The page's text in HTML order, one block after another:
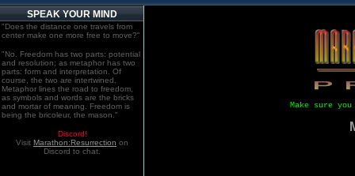
SPEAK YOUR MIND
"Does the distance one travels from
center make one more free to move?"
"No. Freedom has two parts: potential
and resolution; as metaphor has two
parts: form and interpretation. Of
course, the two are intertwined.
Metaphor lines the road to freedom,
as symbols and words are the bricks
and mortar of meaning. Freedom is
being the bricoleur, the mason."
Discord!
Visit Marathon:Resurrection on
Discord to chat.
Make sure